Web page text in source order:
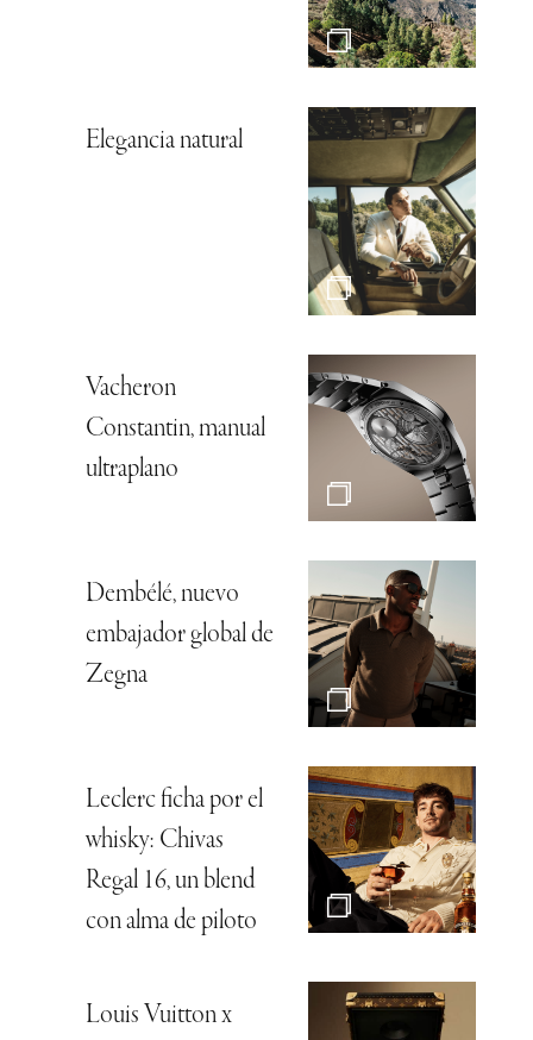
Elegancia natural
Vacheron
Constantin, manual
ultraplano
Dembélé, nuevo
embajador global de
Zegna
Leclerc ficha por el
whisky: Chivas
Regal 16, un blend
con alma de piloto
Louis Vuitton x